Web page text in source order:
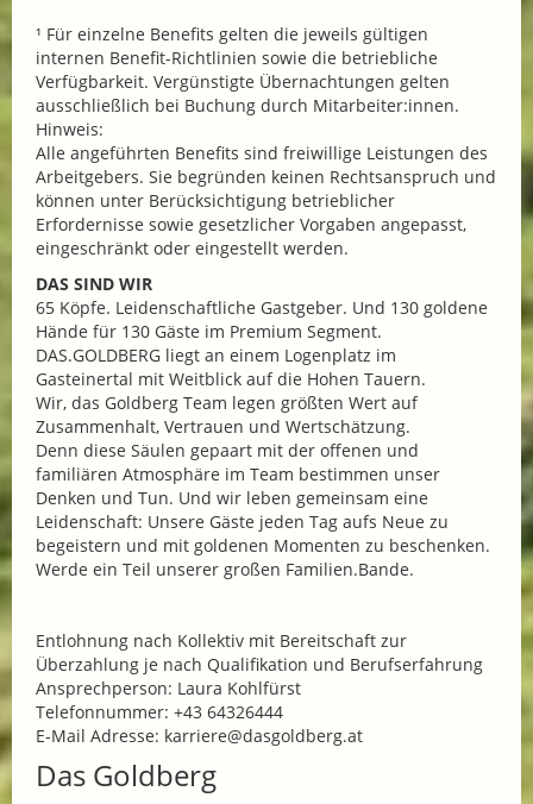
¹ Für einzelne Benefits gelten die jeweils gültigen
internen Benefit-Richtlinien sowie die betriebliche
Verfügbarkeit. Vergünstigte Übernachtungen gelten
ausschließlich bei Buchung durch Mitarbeiter:innen.
Hinweis:
Alle angeführten Benefits sind freiwillige Leistungen des
Arbeitgebers. Sie begründen keinen Rechtsanspruch und
können unter Berücksichtigung betrieblicher
Erfordernisse sowie gesetzlicher Vorgaben angepasst,
eingeschränkt oder eingestellt werden.
DAS SIND WIR
65 Köpfe. Leidenschaftliche Gastgeber. Und 130 goldene
Hände für 130 Gäste im Premium Segment.
DAS.GOLDBERG liegt an einem Logenplatz im
Gasteinertal mit Weitblick auf die Hohen Tauern.
Wir, das Goldberg Team legen größten Wert auf
Zusammenhalt, Vertrauen und Wertschätzung.
Denn diese Säulen gepaart mit der offenen und
familiären Atmosphäre im Team bestimmen unser
Denken und Tun. Und wir leben gemeinsam eine
Leidenschaft: Unsere Gäste jeden Tag aufs Neue zu
begeistern und mit goldenen Momenten zu beschenken.
Werde ein Teil unserer großen Familien.Bande.
Entlohnung nach Kollektiv mit Bereitschaft zur
Überzahlung je nach Qualifikation und Berufserfahrung
Ansprechperson: Laura Kohlfürst
Telefonnummer: +43 64326444
E-Mail Adresse: karriere@dasgoldberg.at
Das Goldberg